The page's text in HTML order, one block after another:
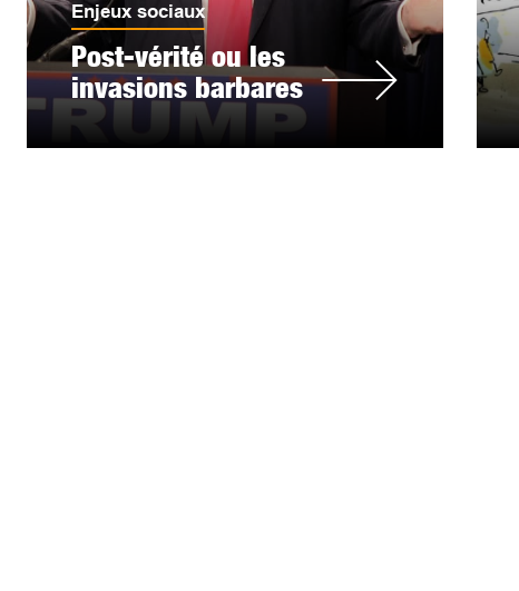
Enjeux sociaux
Post-vérité ou les
invasions barbares